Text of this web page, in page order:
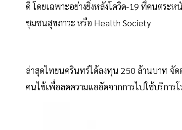
ดี โดยเฉพาะอย่างยิ่งหลังโควิด-19 ที่คนตระ
ชุมชนสุขภาวะ หรือ Health Society
ล่าสุดไทยนครินทร์ได้ลงทุน 250 ล้านบาท จัด
คนไข้เพื่อลดความแออัดจากการไปใช้บริการ